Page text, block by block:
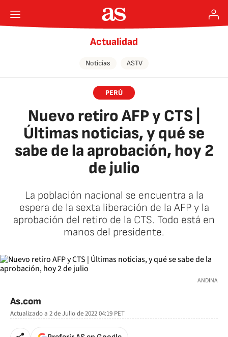
Actualidad
Noticias ASTV
PERÚ
Nuevo retiro AFP y CTS |
Últimas noticias, y qué se
sabe de la aprobación, hoy 2
de julio
La población nacional se encuentra a la
espera de la sexta liberación de la AFP y la
aprobación del retiro de la CTS. Todo está en
manos del presidente.
ANDINA
As.com
Actualizado a 2 de Julio de 2022 04:19 PET